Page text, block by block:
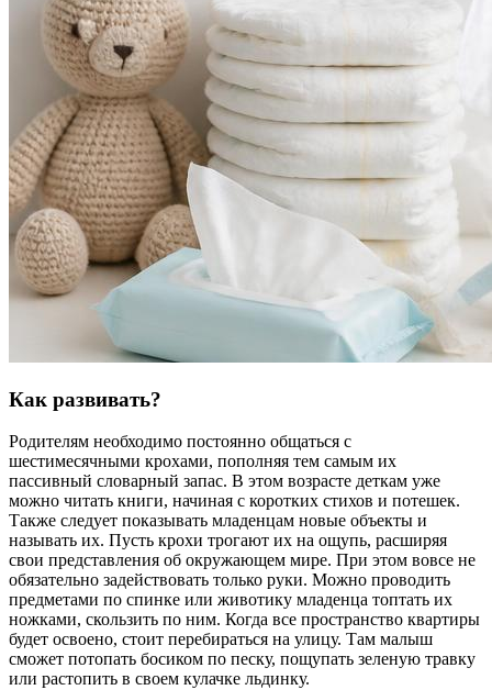
Как развивать?
Родителям необходимо постоянно общаться с
шестимесячными крохами, пополняя тем самым их
пассивный словарный запас. В этом возрасте деткам уже
можно читать книги, начиная с коротких стихов и потешек.
Также следует показывать младенцам новые объекты и
называть их. Пусть крохи трогают их на ощупь, расширяя
свои представления об окружающем мире. При этом вовсе не
обязательно задействовать только руки. Можно проводить
предметами по спинке или животику младенца топтать их
ножками, скользить по ним. Когда все пространство квартиры
будет освоено, стоит перебираться на улицу. Там малыш
сможет потопать босиком по песку, пощупать зеленую травку
или растопить в своем кулачке льдинку.